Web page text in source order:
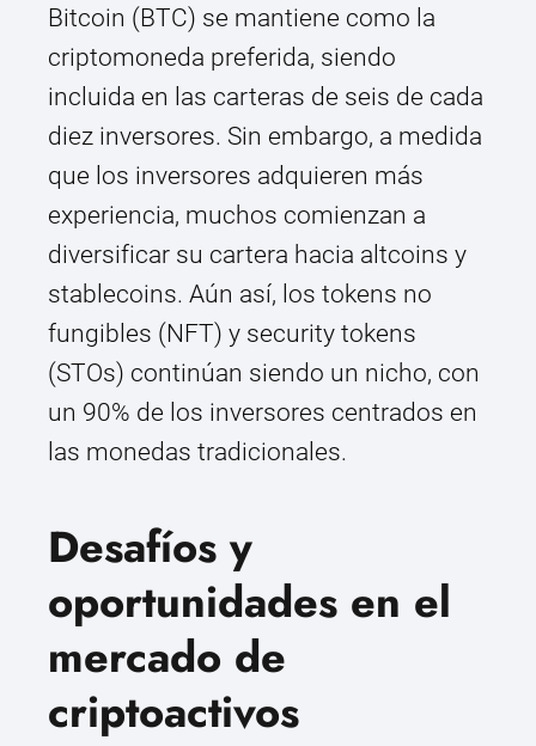
Bitcoin (BTC) se mantiene como la
criptomoneda preferida, siendo
incluida en las carteras de seis de cada
diez inversores. Sin embargo, a medida
que los inversores adquieren más
experiencia, muchos comienzan a
diversificar su cartera hacia altcoins y
stablecoins. Aún así, los tokens no
fungibles (NFT) y security tokens
(STOs) continúan siendo un nicho, con
un 90% de los inversores centrados en
las monedas tradicionales.
Desafíos y
oportunidades en el
mercado de
criptoactivos